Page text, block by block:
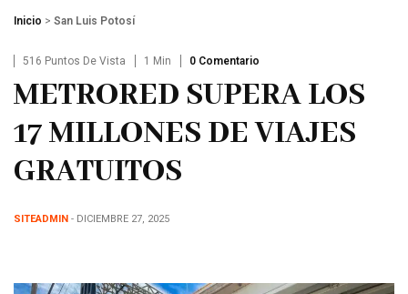
Inicio > San Luis Potosí
516 Puntos De Vista 1 Min 0 Comentario
METRORED SUPERA LOS
17 MILLONES DE VIAJES
GRATUITOS
SITEADMIN - DICIEMBRE 27, 2025